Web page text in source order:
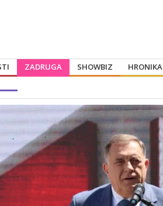
ZADRUGA SHOWBIZ HRONIKA